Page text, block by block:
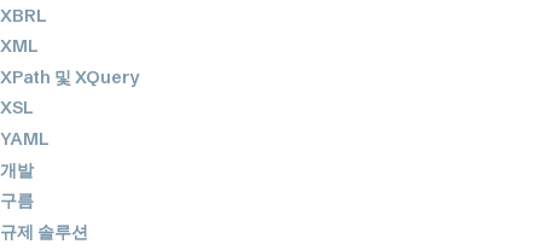
XBRL
XML
XPath 및 XQuery
XSL
YAML
개발
구름
규제 솔루션